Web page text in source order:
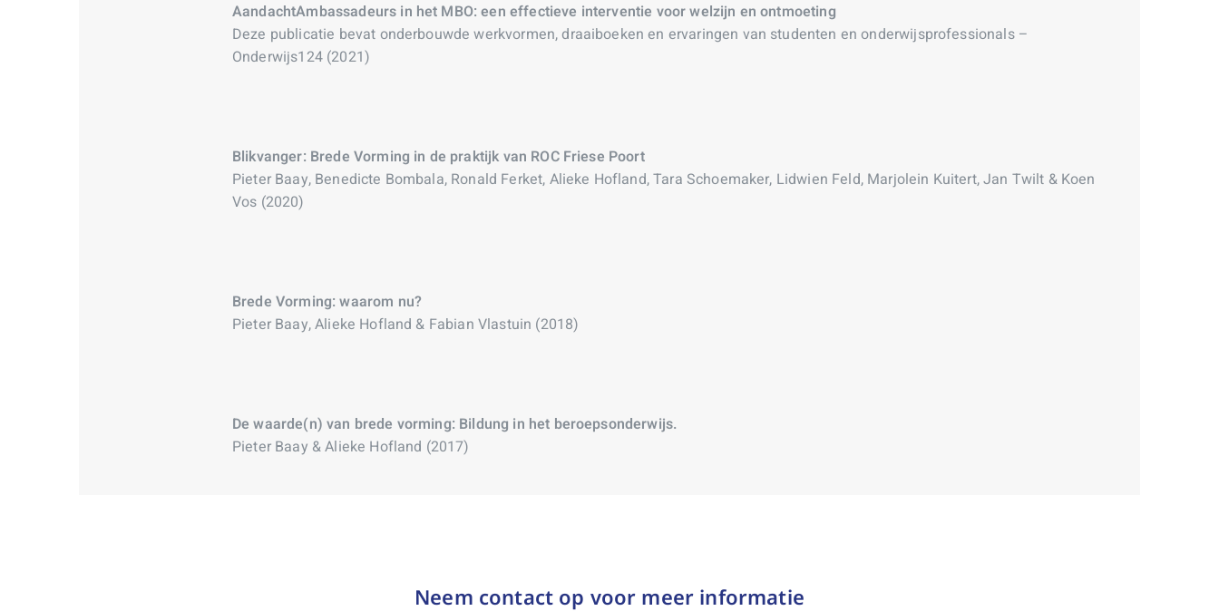
AandachtAmbassadeurs in het MBO: een effectieve interventie voor welzijn en ontmoeting
Deze publicatie bevat onderbouwde werkvormen, draaiboeken en ervaringen van studenten en onderwijsprofessionals –
Onderwijs124 (2021)
Blikvanger: Brede Vorming in de praktijk van ROC Friese Poort
Pieter Baay, Benedicte Bombala, Ronald Ferket, Alieke Hofland, Tara Schoemaker, Lidwien Feld, Marjolein Kuitert, Jan Twilt & Koen
Vos (2020)
Brede Vorming: waarom nu?
Pieter Baay, Alieke Hofland & Fabian Vlastuin (2018)
De waarde(n) van brede vorming: Bildung in het beroepsonderwijs.
Pieter Baay & Alieke Hofland (2017)
Neem contact op voor meer informatie